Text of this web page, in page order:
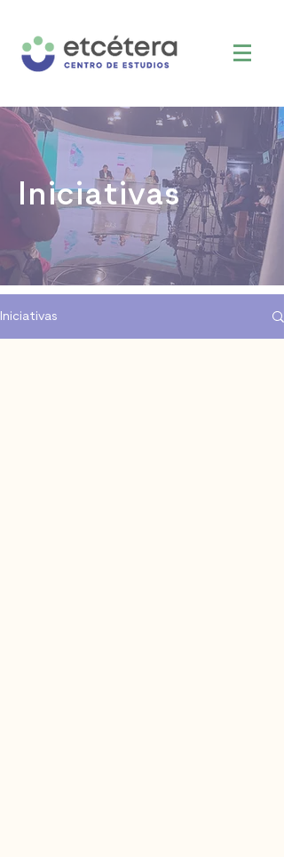
Iniciativas
Iniciativas